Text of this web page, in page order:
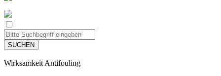
SUCHEN
Wirksamkeit Antifouling